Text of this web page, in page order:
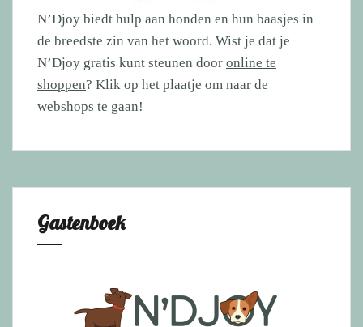
N’Djoy biedt hulp aan honden en hun baasjes in
de breedste zin van het woord. Wist je dat je
N’Djoy gratis kunt steunen door online te
shoppen? Klik op het plaatje om naar de
webshops te gaan!
Gastenboek